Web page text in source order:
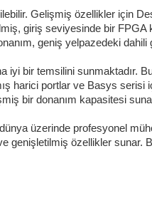
Gelişmiş özellikler için
giriş seviyesinde bir FPGA
geniş yelpazedeki dahili
iyi bir temsilini sunmaktadır.
harici portlar ve Basys
bir donanım kapasitesi
üzerinde profesyonel
genişletilmiş özellikler